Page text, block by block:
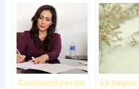
Comment porter
La bague